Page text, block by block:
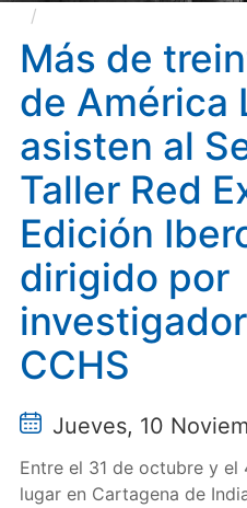
al Seminario-Taller
Iberoamericana dirigido
Más de
de América
asisten al
Taller Red
Edición
dirigido por
CCHS
Jueves, 10
Entre el 31 de octubre y
lugar en Cartagena de